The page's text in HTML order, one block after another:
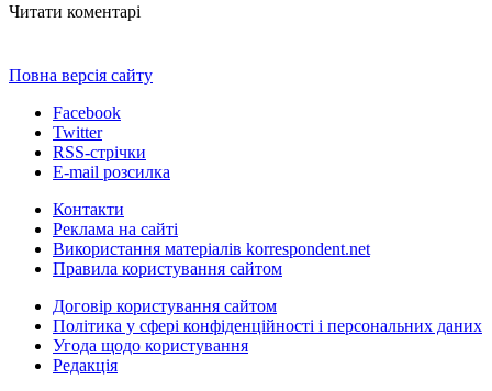
Читати коментарі
Повна версія сайту
Facebook
Twitter
RSS-стрічки
E-mail розсилка
Контакти
Реклама на сайті
Використання матеріалів korrespondent.net
Правила користування сайтом
Договір користування сайтом
Політика у сфері конфіденційності і персональних даних
Угода щодо користування
Редакція